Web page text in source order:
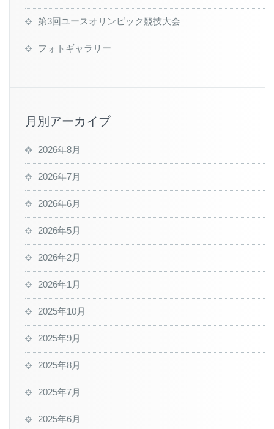
第3回ユースオリンピック競技大会
フォトギャラリー
月別アーカイブ
2026年8月
2026年7月
2026年6月
2026年5月
2026年2月
2026年1月
2025年10月
2025年9月
2025年8月
2025年7月
2025年6月